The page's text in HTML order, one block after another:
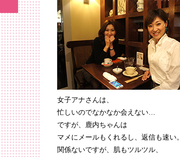
女子アナさんは、
忙しいのでなかなか会えない…
ですが、鹿内ちゃんは
マメにメールもくれるし、返信も速い。
関係ないですが、肌もツルツル、